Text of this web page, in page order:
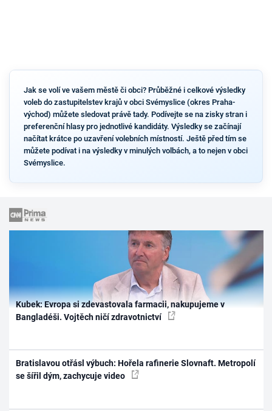
Jak se volí ve vašem městě či obci? Průběžné i celkové výsledky
voleb do zastupitelstev krajů v obci Svémyslice (okres Praha-
východ) můžete sledovat právě tady. Podívejte se na zisky stran i
preferenční hlasy pro jednotlivé kandidáty. Výsledky se začínají
načítat krátce po uzavření volebních místností. Ještě před tím se
můžete podívat i na výsledky v minulých volbách, a to nejen v obci
Svémyslice.
Kubek: Evropa si zdevastovala farmacii, nakupujeme v
Bangladéši. Vojtěch ničí zdravotnictví
Bratislavou otřásl výbuch: Hořela rafinerie Slovnaft. Metropolí
se šířil dým, zachycuje video